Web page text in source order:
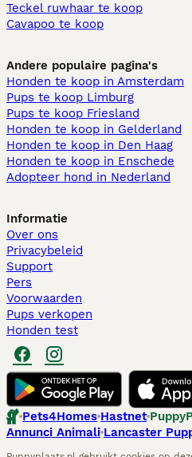
Teckel ruwhaar te koop
Cavapoo te koop
Andere populaire pagina's
Honden te koop in Amsterdam
Pups te koop Limburg​
Pups te koop Friesland​
Honden te koop in Gelderland
Honden te koop in Den Haag
Honden te koop in Enschede
Adopteer hond in Nederland
Informatie
Over ons
Privacybeleid
Support
Pers
Voorwaarden
Pups verkopen
Honden test
Pets4Homes Hastnet
Annunci Animali Lancaster